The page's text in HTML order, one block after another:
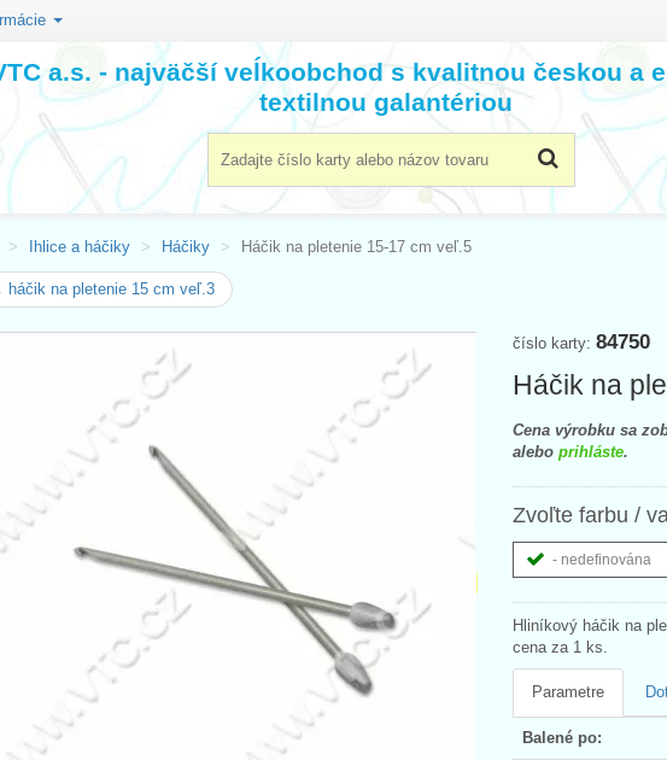
a.s. - najväčší veĺkoobchod s kvalitnou českou a
textilnou galantériou
Ihlice a háčiky Háčiky Háčik na pletenie 15-17 cm veľ.5
háčik na pletenie 15 cm veľ.3
číslo karty: 84750
Háčik na
Cena výrobku sa
alebo prihláste.
Zvoľte farbu /
- nedefinována
Hliníkový háčik na
cena za 1 ks.
Parametre
Balené po: